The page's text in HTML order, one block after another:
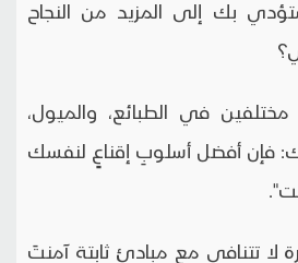
بك إلى المزيد من النجاح
في الطبائع، والميول،
فإن أفضل أسلوبِ إقناعٍ لنفسك
لا تتنافى مع مبادئ ثابتة آمنتَ